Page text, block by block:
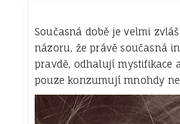
Současná době je velmi
názoru, že právě současná
pravdě, odhalují mystifikace
pouze konzumují mnohdy